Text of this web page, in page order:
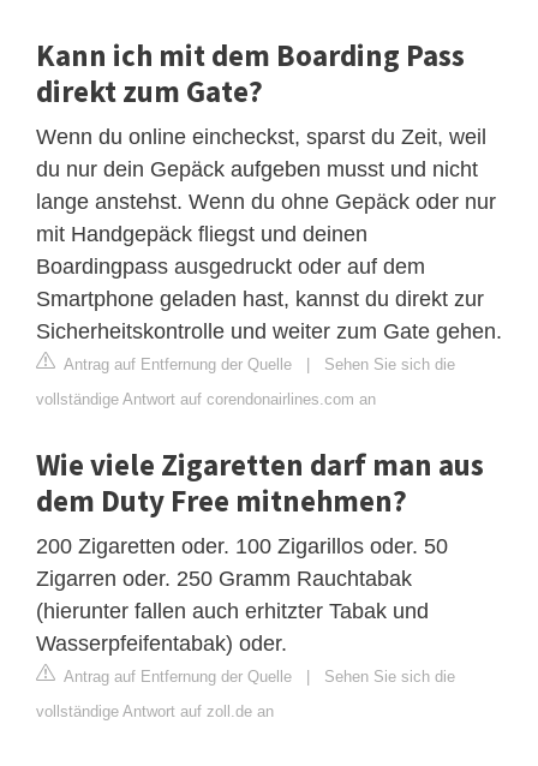
Kann ich mit dem Boarding Pass
direkt zum Gate?
Wenn du online eincheckst, sparst du Zeit, weil
du nur dein Gepäck aufgeben musst und nicht
lange anstehst. Wenn du ohne Gepäck oder nur
mit Handgepäck fliegst und deinen
Boardingpass ausgedruckt oder auf dem
Smartphone geladen hast, kannst du direkt zur
Sicherheitskontrolle und weiter zum Gate gehen.
Antrag auf Entfernung der Quelle | Sehen Sie sich die
vollständige Antwort auf corendonairlines.com an
Wie viele Zigaretten darf man aus
dem Duty Free mitnehmen?
200 Zigaretten oder. 100 Zigarillos oder. 50
Zigarren oder. 250 Gramm Rauchtabak
(hierunter fallen auch erhitzter Tabak und
Wasserpfeifentabak) oder.
Antrag auf Entfernung der Quelle | Sehen Sie sich die
vollständige Antwort auf zoll.de an